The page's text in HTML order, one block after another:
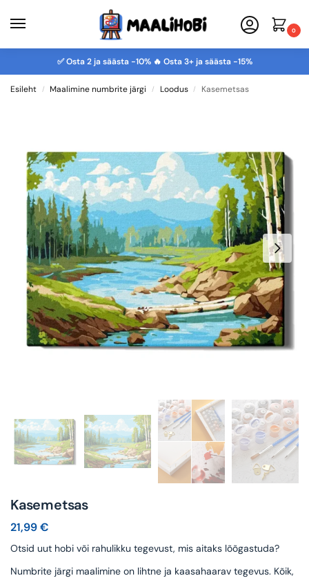
0
✅ Osta 2 ja säästa -10% 🔥 Osta 3+ ja säästa -15%
Esileht / Maalimine numbrite järgi / Loodus / Kasemetsas
Kasemetsas
21,99€
Otsid uut hobi või rahulikku tegevust, mis aitaks lõõgastuda?
Numbrite järgi maalimine on lihtne ja kaasahaarav tegevus. Kõik,